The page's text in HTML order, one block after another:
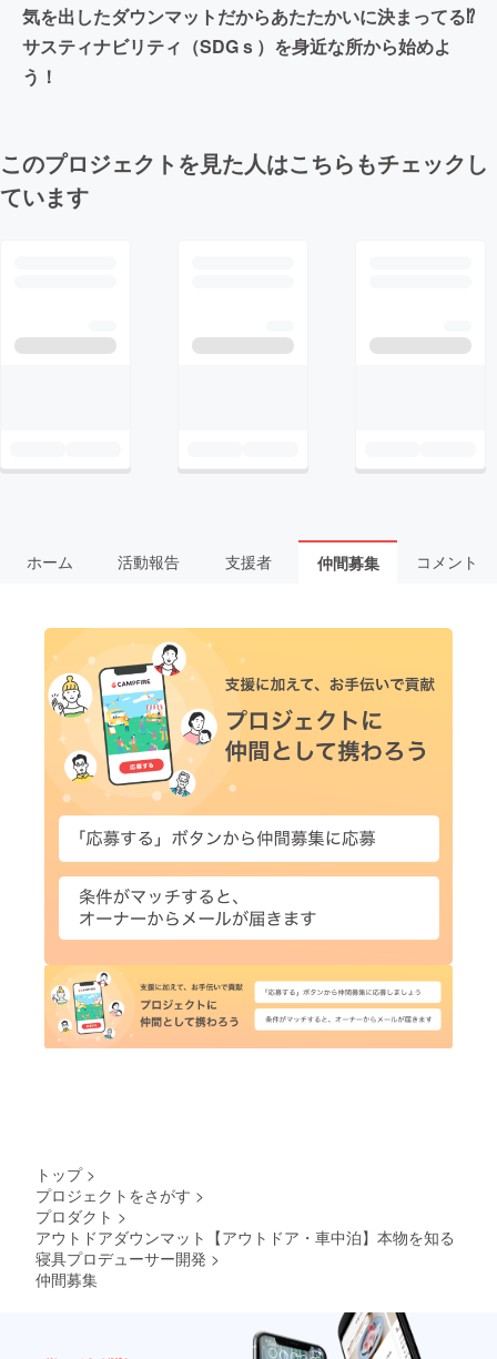
気を出したダウンマットだからあたたかいに決まってる⁉
サスティナビリティ（SDGｓ）を身近な所から始めよ
う！
このプロジェクトを見た人はこちらもチェックし
ています
ホーム 活動報告 支援者 仲間募集 コメント
トップ >
プロジェクトをさがす >
プロダクト >
アウトドアダウンマット【アウトドア・車中泊】本物を知る
寝具プロデューサー開発 >
仲間募集